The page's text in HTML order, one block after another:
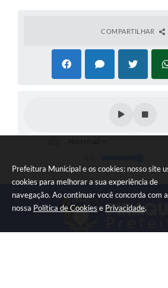
Prefeitura Municipal e os cookies: nosso site
cookies para melhorar a sua experiência de
navegação. Ao continuar você concorda com a
nossa Política de Cookies e Privacidade.
COMPARTILHAR